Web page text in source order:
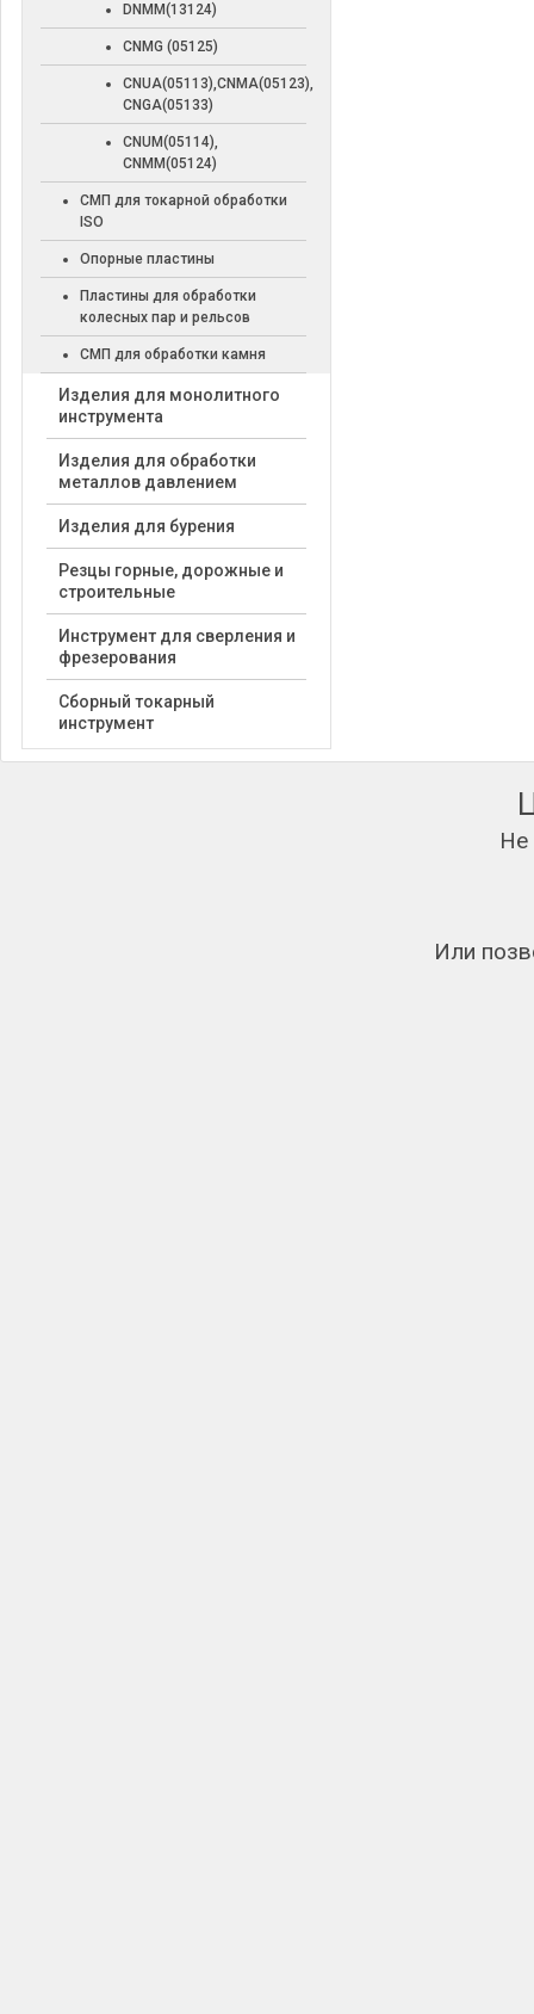
DNMM(13124)
CNMG (05125)
CNUA(05113),CNMA(05123),
CNGA(05133)
CNUM(05114),
CNMM(05124)
СМП для токарной обработки
ISO
Опорные пластины
Пластины для обработки
колесных пар и рельсов
СМП для обработки камня
Изделия для монолитного
инструмента
Изделия для обработки
металлов давлением
Изделия для бурения
Резцы горные, дорожные и
строительные
Инструмент для сверления и
фрезерования
Сборный токарный
инструмент
Не
Или